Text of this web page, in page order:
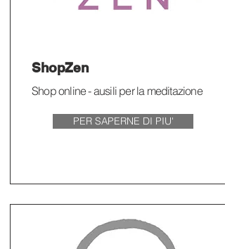
ShopZen
Shop online - ausili per la meditazione
PER SAPERNE DI PIU'